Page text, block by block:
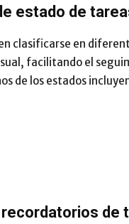
estado de
clasificarse en
facilitando el
de los estados
de